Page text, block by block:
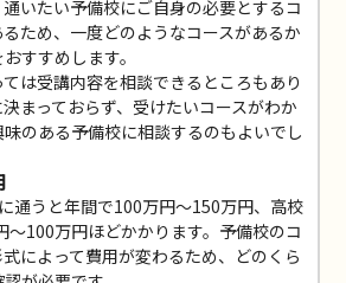
いたい予備校にご自身の必要とするコ
ため、一度どのようなコースがあるか
すすめします。
は受講内容を相談できるところもあり
まっておらず、受けたいコースがわか
のある予備校に相談するのもよいでし
通うと年間で100万円～150万円、高校
～100万円ほどかかります。予備校のコ
によって費用が変わるため、どのくら